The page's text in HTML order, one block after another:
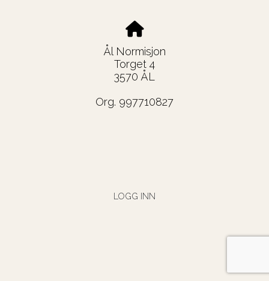
Ål Normisjon
Torget 4
3570 ÅL
Org. 997710827
LOGG INN